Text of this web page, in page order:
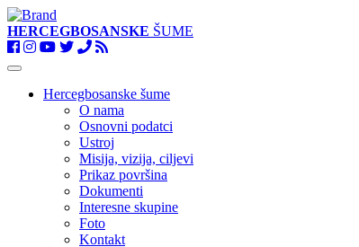
HERCEGBOSANSKE ŠUME
Toggle
navigationHercegbosanske šume
O nama
Osnovni podatci
Ustroj
Misija, vizija, ciljevi
Prikaz površina
Dokumenti
Interesne skupine
Foto
Kontakt